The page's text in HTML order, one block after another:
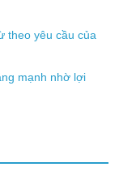
theo yêu cầu của
mạnh nhờ lợi